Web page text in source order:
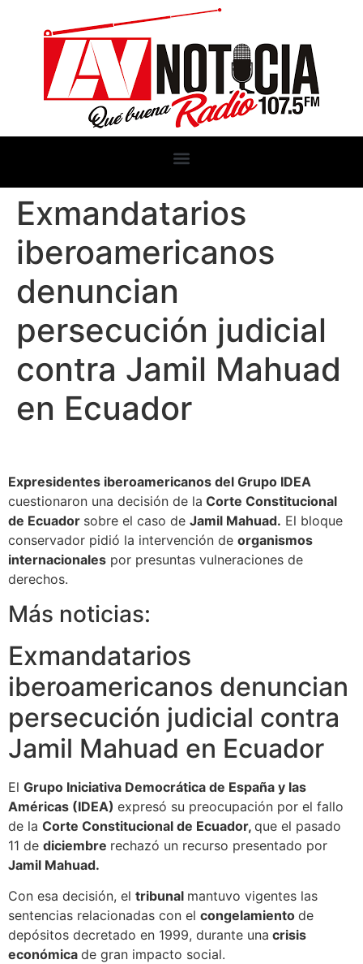
Exmandatarios
iberoamericanos
denuncian
persecución judicial
contra Jamil Mahuad
en Ecuador
Expresidentes iberoamericanos del Grupo IDEA
cuestionaron una decisión de la Corte Constitucional
de Ecuador sobre el caso de Jamil Mahuad. El bloque
conservador pidió la intervención de organismos
internacionales por presuntas vulneraciones de
derechos.
Más noticias:
Exmandatarios
iberoamericanos denuncian
persecución judicial contra
Jamil Mahuad en Ecuador
El Grupo Iniciativa Democrática de España y las
Américas (IDEA) expresó su preocupación por el fallo
de la Corte Constitucional de Ecuador, que el pasado
11 de diciembre rechazó un recurso presentado por
Jamil Mahuad.
Con esa decisión, el tribunal mantuvo vigentes las
sentencias relacionadas con el congelamiento de
depósitos decretado en 1999, durante una crisis
económica de gran impacto social.